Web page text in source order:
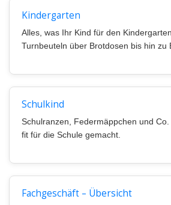
Kindergarten
Alles, was Ihr Kind für den
Turnbeuteln über Brotdosen bis hin zu
Schulkind
Schulranzen, Federmäppchen und
fit für die Schule gemacht.
Fachgeschäft – Übersicht